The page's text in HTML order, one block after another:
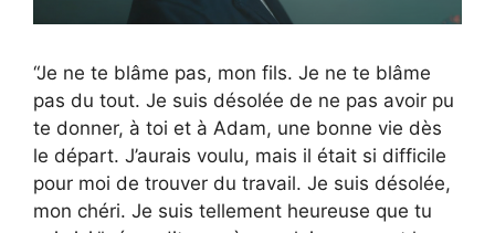
“Je ne te blâme pas, mon fils. Je ne te blâme
pas du tout. Je suis désolée de ne pas avoir pu
te donner, à toi et à Adam, une bonne vie dès
le départ. J’aurais voulu, mais il était si difficile
pour moi de trouver du travail. Je suis désolée,
mon chéri. Je suis tellement heureuse que tu